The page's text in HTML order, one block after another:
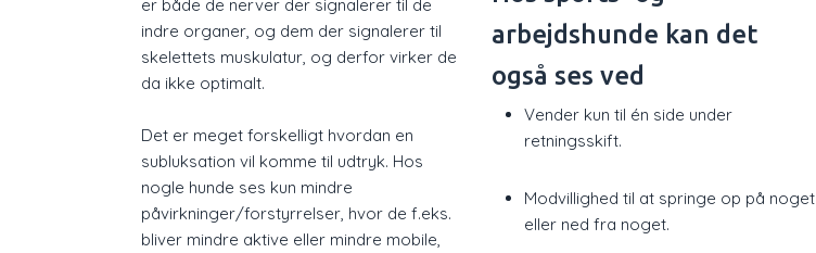
er både de nerver der signalerer til de
indre organer, og dem der signalerer til
skelettets muskulatur, og derfor virker de
da ikke optimalt.
Det er meget forskelligt hvordan en
subluksation vil komme til udtryk. Hos
nogle hunde ses kun mindre
påvirkninger/forstyrrelser, hvor de f.eks.
bliver mindre aktive eller mindre mobile,
arbejdshunde kan det
også ses ved
Vender kun til én side under
retningsskift.
Modvillighed til at springe op på noget
eller ned fra noget.